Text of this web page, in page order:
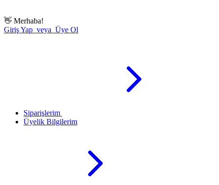
👋 Merhaba!
Giriş Yap veya Üye Ol
Siparişlerim
Üyelik Bilgilerim